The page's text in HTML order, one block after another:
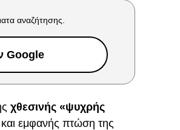
αναζήτησης.
Google
χθεσινής «ψυχρής
και εμφανής πτώση της